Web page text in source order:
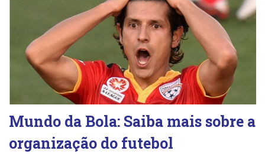
Mundo da Bola: Saiba mais sobre a
organização do futebol